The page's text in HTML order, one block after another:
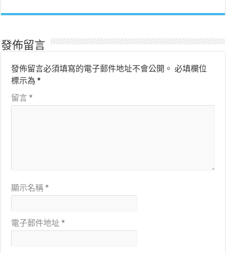
發佈留言
發佈留言必須填寫的電子郵件地址不會公開。 必填欄位
標示為*
留言*
顯示名稱*
電子郵件地址*